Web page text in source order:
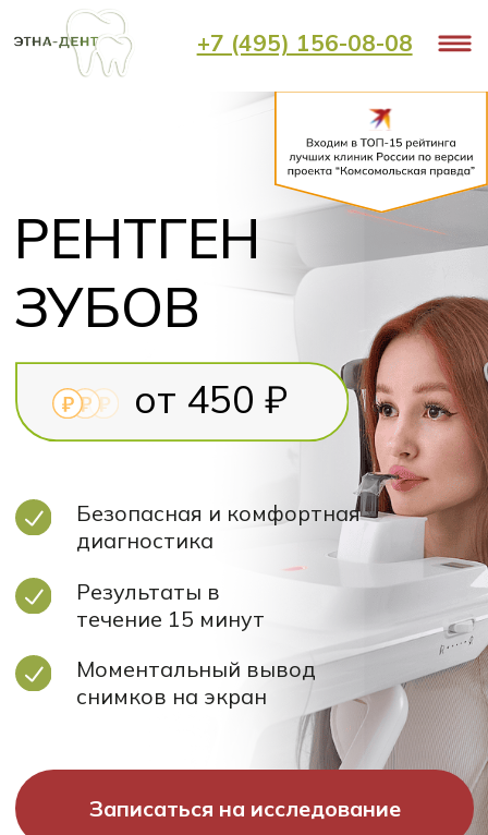
+7 (495) 156-08-08
Главная / Услуги Терапия / Рентген зубов
ЗУБОВ
Результаты в
течение 15 минут
Безопасная и комфортная
диагностика
Записаться на исследование
от 450 ₽